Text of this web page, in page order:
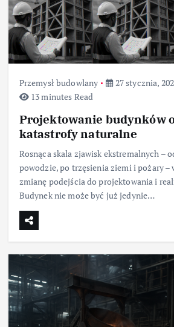
Przemysł budowlany
27 stycznia,
13 minutes Read
Projektowanie budynków
katastrofy naturalne
Rosnąca skala zjawisk ekstremalnych –
powodzie, po trzęsienia ziemi i pożary –
zmianę podejścia do projektowania i
Budynek nie może być już jedynie…